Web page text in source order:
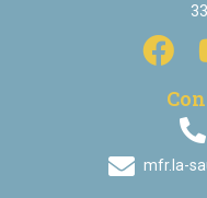
mfr.la-